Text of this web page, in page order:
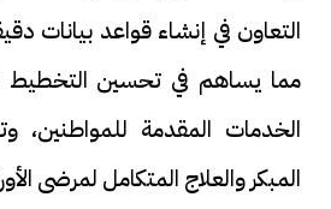
التعاون في إنشاء قواعد بيانات
مما يساهم في تحسين التخطيط
الخدمات المقدمة للمواطنين،
المبكر والعلاج المتكامل لمرضى